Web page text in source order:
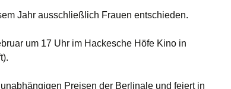
Jahr ausschließlich Frauen entschieden.
um 17 Uhr im Hackesche Höfe Kino in
Preisen der Berlinale und feiert in